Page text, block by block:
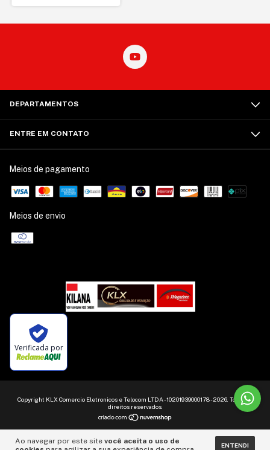
Ao navegar por este site você aceita o uso de
ENTENDI
DEPARTAMENTOS
ENTRE EM CONTATO
Meios de pagamento
Meios de envio
Verificada por
Copyright KLX Comercio Eletronicos e Telocom LTDA - 10201939000178 - 2026. Todos os
direitos reservados.